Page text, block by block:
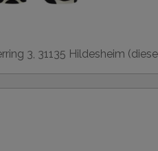
3, 31135 Hildesheim